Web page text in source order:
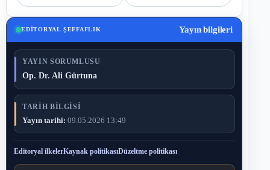
EDITORYAL ŞEFFAFLIK Yayın bilgileri
YAYIN SORUMLUSU
Op. Dr. Ali Gürtuna
TARIH BILGISI
Yayın tarihi: 09.05.2026 13:49
Editoryal ilkelerKaynak politikasıDüzeltme politikası